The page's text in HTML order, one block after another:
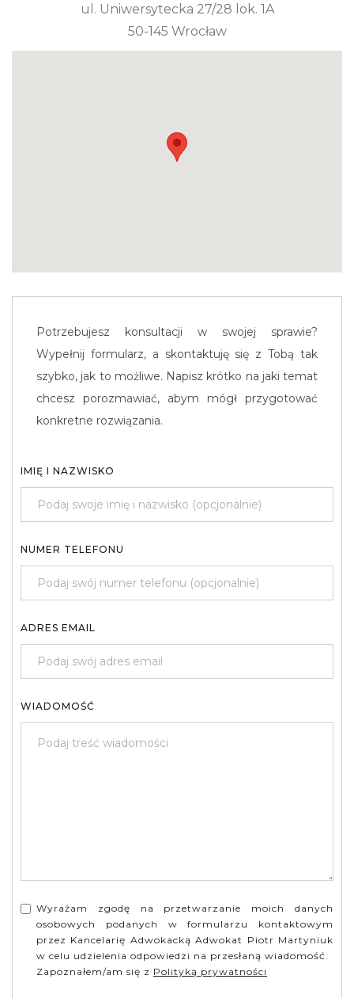
ul. Uniwersytecka 27/28 lok. 1A
50-145 Wrocław
Potrzebujesz konsultacji w swojej sprawie?
Wypełnij formularz, a skontaktuję się z Tobą tak
szybko, jak to możliwe. Napisz krótko na jaki temat
chcesz porozmawiać, abym mógł przygotować
konkretne rozwiązania.
IMIĘ I NAZWISKO
NUMER TELEFONU
ADRES EMAIL
WIADOMOŚĆ
Wyrażam zgodę na przetwarzanie moich danych
osobowych podanych w formularzu kontaktowym
przez Kancelarię Adwokacką Adwokat Piotr Martyniuk
w celu udzielenia odpowiedzi na przesłaną wiadomość.
Zapoznałem/am się z Polityką prywatności